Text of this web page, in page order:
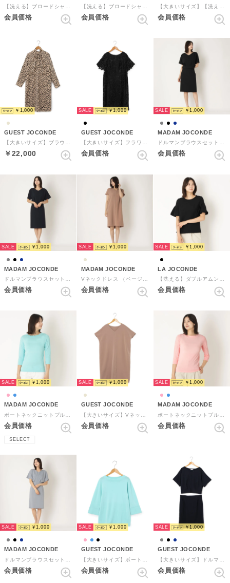
【洗える】ブロードシャツブラウス （オレンジ）
会員価格
【洗える】ブロードシャツブラウス （ネイビー）
会員価格
【大きいサイズ】【洗える】Vネックブラウス （ブラック）
会員価格
￥1,000
GUEST JOCONDE
￥22,000
SALE ￥1,000
GUEST JOCONDE
会員価格
SALE ￥1,000
MADAM JOCONDE
会員価格
SALE ￥1,000
MADAM JOCONDE
ドルマンブラウスセットアップ （ネイビー）
会員価格
SALE ￥1,000
MADAM JOCONDE
Vネックドレス （ベージュ）
会員価格
SALE ￥1,000
LA JOCONDE
【洗える】ダブルアムンゼンストレッチ 袖フリルブラウス （ブラック）
会員価格
SALE ￥1,000
MADAM JOCONDE
会員価格
SELECT
SALE ￥1,000
GUEST JOCONDE
会員価格
SALE ￥1,000
MADAM JOCONDE
会員価格
SALE ￥1,000
MADAM JOCONDE
会員価格
SALE ￥1,000
GUEST JOCONDE
会員価格
SALE ￥1,000
GUEST JOCONDE
会員価格